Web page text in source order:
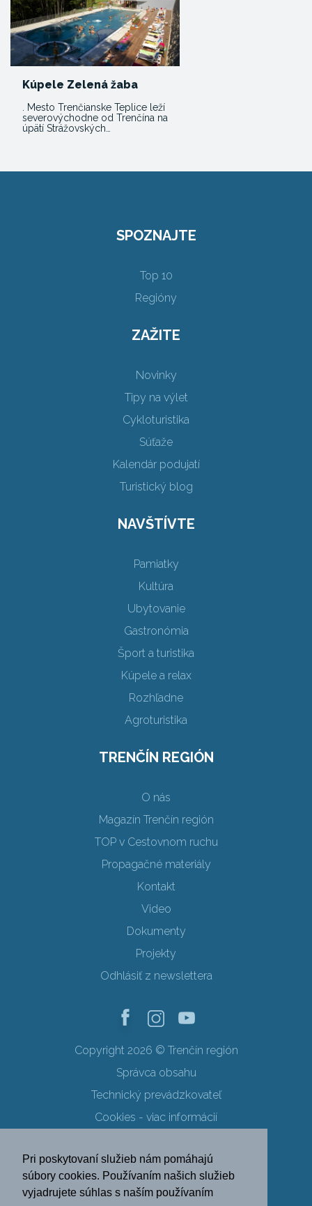
Pri poskytovaní služieb nám pomáhajú
súbory cookies. Používaním našich služieb
vyjadrujete súhlas s naším používaním
Kúpele Zelená žaba
. Mesto Trenčianske Teplice leží
severovýchodne od Trenčína na
úpätí Strážovských…
SPOZNAJTE
Top 10
Regióny
ZAŽITE
Novinky
Tipy na výlet
Cykloturistika
Súťaže
Kalendár podujatí
Turistický blog
NAVŠTÍVTE
Pamiatky
Kultúra
Ubytovanie
Gastronómia
Šport a turistika
Kúpele a relax
Rozhľadne
Agroturistika
TRENČÍN REGIÓN
O nás
Magazín Trenčín región
TOP v Cestovnom ruchu
Propagačné materiály
Kontakt
Video
Dokumenty
Projekty
Odhlásiť z newslettera
Copyright 2026 © Trenčín región
Správca obsahu
Technický prevádzkovateľ
Cookies - viac informácií
Ochrana osobných údajov
SK EN DE PL